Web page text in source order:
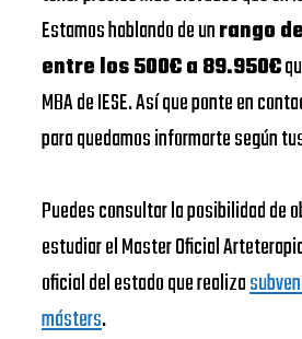
Estamos hablando de unrango
entre los 500€ a 89.950€
MBA de IESE. Así que ponte en
para quedamos informarte según
Puedes consultar la posibilidad de
estudiar el Master Oficial
oficial del estado que realiza
másters.